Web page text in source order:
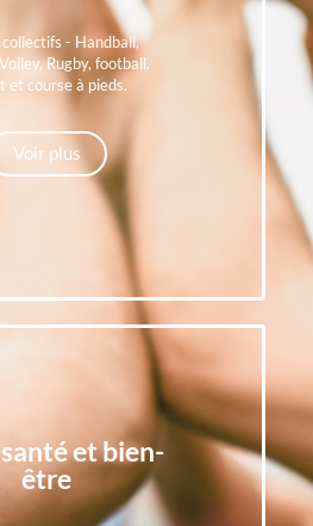
- Handball,
Rugby, football.
et course à pieds.
Voir plus
et bien-
être